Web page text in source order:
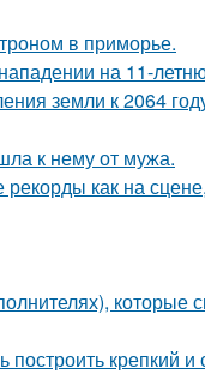
в приморье.
на 11-
земли к 2064
к нему от мужа.
как на
которые
крепкий